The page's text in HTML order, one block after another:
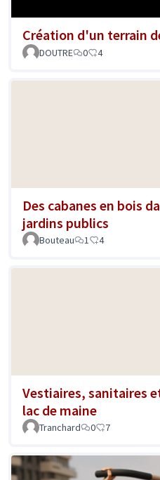
Création d'un terrain
DOUTRE
0 4
Des cabanes en bois
jardins publics
Bouteau 1 4
Vestiaires, sanitaires
lac de maine
Tranchard 0 7